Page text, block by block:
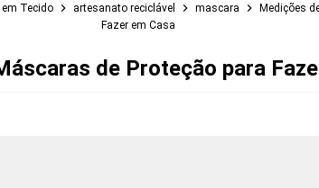
Tecido artesanato reciclável mascara
Medições
Fazer em Casa
de Proteção para